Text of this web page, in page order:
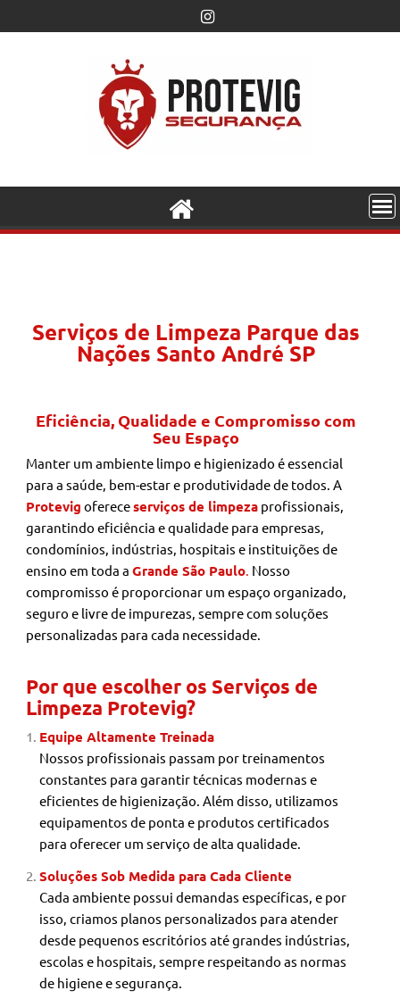
Serviços de Limpeza Parque das
Nações Santo André SP
Eficiência, Qualidade e Compromisso com
Seu Espaço
Manter um ambiente limpo e higienizado é essencial
para a saúde, bem-estar e produtividade de todos. A
Protevig ofereceserviços de limpeza profissionais,
garantindo eficiência e qualidade para empresas,
condomínios, indústrias, hospitais e instituições de
ensino em toda aGrande São Paulo Nosso
compromisso é proporcionar um espaço organizado,
seguro e livre de impurezas, sempre com soluções
personalizadas para cada necessidade.
Por que escolher os Serviços de
Limpeza Protevig?
Equipe Altamente Treinada
Nossos profissionais passam por treinamentos
constantes para garantir técnicas modernas e
eficientes de higienização. Além disso, utilizamos
equipamentos de ponta e produtos certificados
para oferecer um serviço de alta qualidade.
Soluções Sob Medida para Cada Cliente
Cada ambiente possui demandas específicas, e por
isso, criamos planos personalizados para atender
desde pequenos escritórios até grandes indústrias,
escolas e hospitais, sempre respeitando as normas
de higiene e segurança.